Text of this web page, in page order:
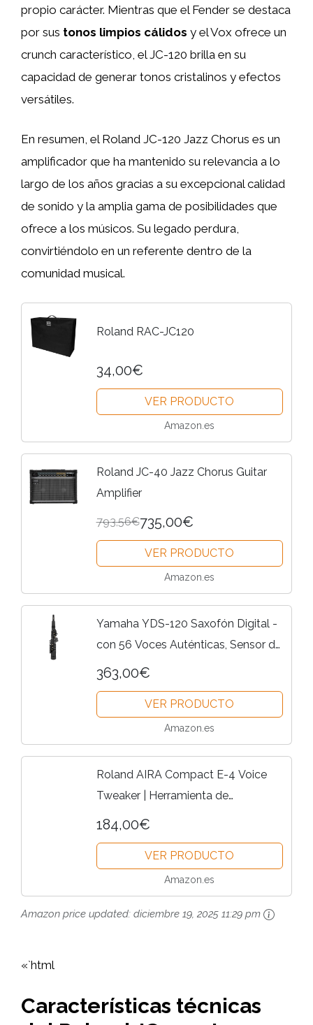
propio carácter. Mientras que el Fender se destaca
por sus tonos limpios cálidos y el Vox ofrece un
crunch característico, el JC-120 brilla en su
capacidad de generar tonos cristalinos y efectos
versátiles.
En resumen, el Roland JC-120 Jazz Chorus es un
amplificador que ha mantenido su relevancia a lo
largo de los años gracias a su excepcional calidad
de sonido y la amplia gama de posibilidades que
ofrece a los músicos. Su legado perdura,
convirtiéndolo en un referente dentro de la
comunidad musical.
Roland RAC-JC120
34,00€
VER PRODUCTO
Amazon.es
Roland JC-40 Jazz Chorus Guitar
Amplifier
793,56€735,00€
VER PRODUCTO
Amazon.es
Yamaha YDS-120 Saxofón Digital -
con 56 Voces Auténticas, Sensor de
Respiración, Control de Volumen,
Auriculares - Ideal para...
363,00€
VER PRODUCTO
Amazon.es
Roland AIRA Compact E-4 Voice
Tweaker | Herramienta de
transformación vocal con efectos
| Filtro corte bajo | Batería...
184,00€
VER PRODUCTO
Amazon.es
Amazon price updated: diciembre 19, 2025 11:29 pm
«`html
Características técnicas